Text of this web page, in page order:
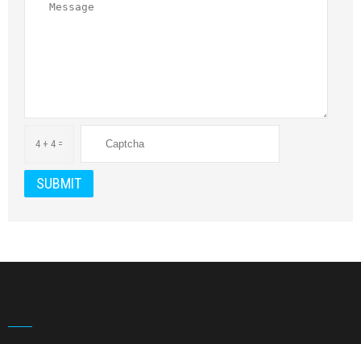
4 + 4 =